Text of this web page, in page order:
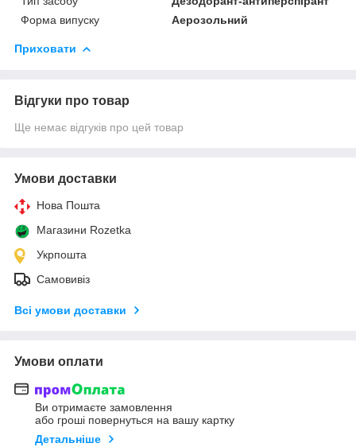
Форма випуску
Аерозольний
Приховати
Відгуки про товар
Ще немає відгуків про цей товар
Умови доставки
Нова Пошта
Магазини Rozetka
Укрпошта
Самовивіз
Всі умови доставки
Умови оплати
Ви отримаєте замовлення
або гроші повернуться на вашу картку
Детальніше